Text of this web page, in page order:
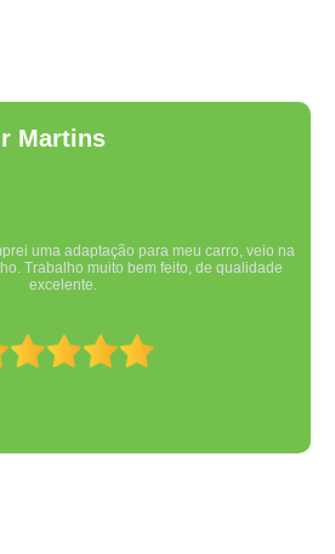
Martins
uma adaptação para meu carro, veio na
Trabalho muito bem feito, de qualidade
excelente.